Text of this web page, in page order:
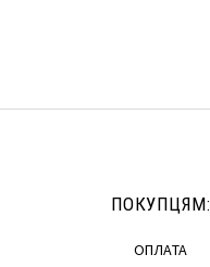
ПОКУПЦЯМ:
ОПЛАТА